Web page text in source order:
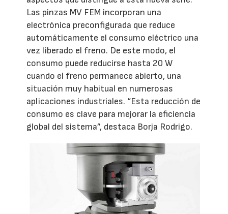
Las pinzas MV FEM incorporan una
electrónica preconfigurada que reduce
automáticamente el consumo eléctrico una
vez liberado el freno. De este modo, el
consumo puede reducirse hasta 20 W
cuando el freno permanece abierto, una
situación muy habitual en numerosas
aplicaciones industriales. “Esta reducción de
consumo es clave para mejorar la eficiencia
global del sistema”, destaca Borja Rodrigo.